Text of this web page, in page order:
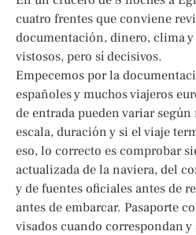
cuatro frentes que conviene
documentación, dinero, clima y
vistosos, pero sí decisivos.
Empecemos por la
españoles y muchos viajeros
de entrada pueden variar
escala, duración y si el viaje
eso, lo correcto es comprobar
actualizada de la naviera, del
y de fuentes oficiales antes de
antes de embarcar. Pasaporte
visados cuando correspondan y